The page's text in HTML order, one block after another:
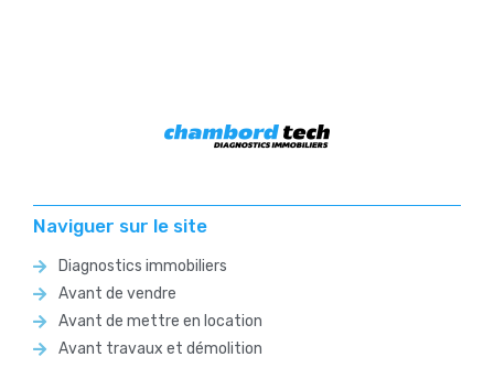
Naviguer sur le site
Diagnostics immobiliers
Avant de vendre
Avant de mettre en location
Avant travaux et démolition